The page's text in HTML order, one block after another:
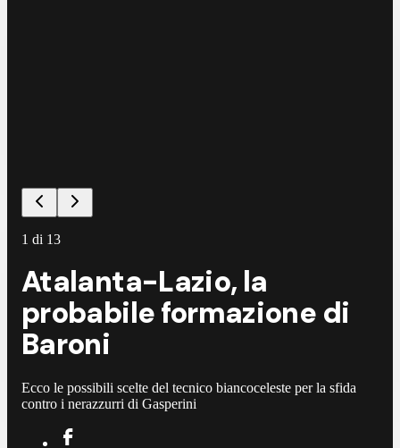
1 di 13
Atalanta-Lazio, la
probabile formazione di
Baroni
Ecco le possibili scelte del tecnico biancoceleste per la sfida
contro i nerazzurri di Gasperini